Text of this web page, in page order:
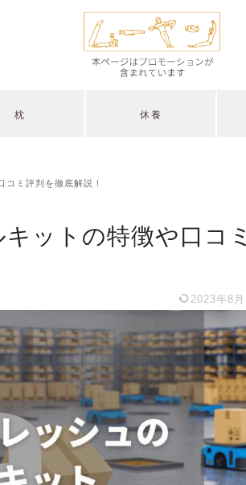
枕 休養
ミ評判を徹底解説！
ットの特徴や口コ
2023年8月